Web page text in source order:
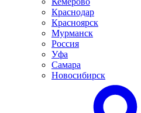
Краснодар
Красноярск
Мурманск
Россия
Уфа
Самара
Новосибирск